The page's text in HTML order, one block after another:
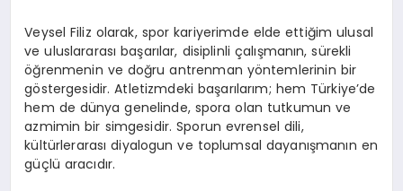
Veysel Filiz olarak, spor kariyerimde elde ettiğim ulusal
ve uluslararası başarılar, disiplinli çalışmanın, sürekli
öğrenmenin ve doğru antrenman yöntemlerinin bir
göstergesidir. Atletizmdeki başarılarım; hem Türkiye’de
hem de dünya genelinde, spora olan tutkumun ve
azmimin bir simgesidir. Sporun evrensel dili,
kültürlerarası diyalogun ve toplumsal dayanışmanın en
güçlü aracıdır.